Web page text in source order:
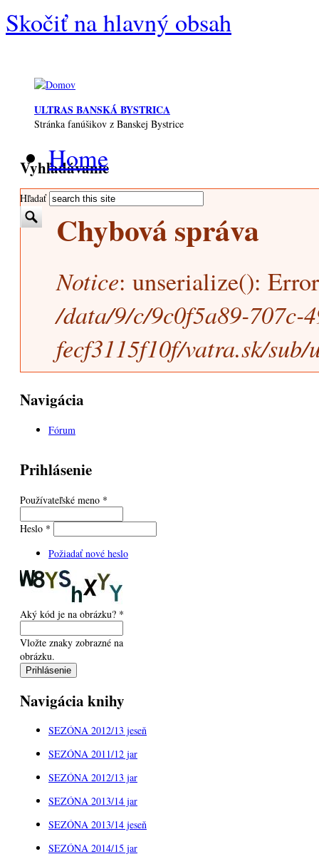
Skočiť na hlavný obsah
ULTRAS BANSKÁ BYSTRICA
Stránka fanúšikov z Banskej Bystrice
Vyhľadávanie
Hľadať
Home
Chybová správa
Notice: unserialize():
/data/9/c/9c0f5a89-707c-
fecf3115f10f/vatra.sk/
Navigácia
Fórum
Prihlásenie
Používateľské meno *
Heslo *
Požiadať nové heslo
Aký kód je na obrázku? *
Vložte znaky zobrazné na
obrázku.
Navigácia knihy
SEZÓNA 2012/13 jeseň
SEZÓNA 2011/12 jar
SEZÓNA 2012/13 jar
SEZÓNA 2013/14 jar
SEZÓNA 2013/14 jeseň
SEZÓNA 2014/15 jar